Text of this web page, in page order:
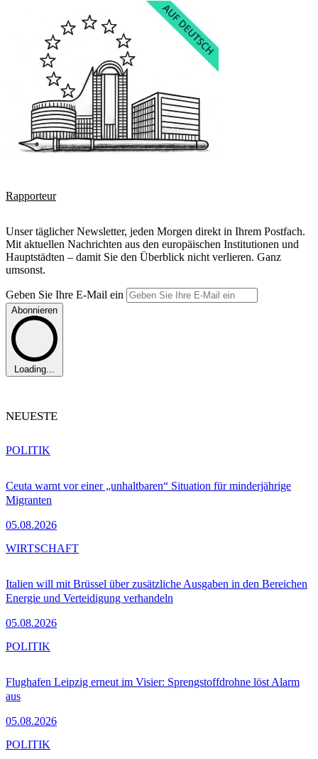
Rapporteur
Unser täglicher Newsletter, jeden Morgen direkt in Ihrem Postfach.
Mit aktuellen Nachrichten aus den europäischen Institutionen und
Hauptstädten – damit Sie den Überblick nicht verlieren. Ganz
umsonst.
Geben Sie Ihre E-Mail ein
Abonnieren
Loading...
NEUESTE
Ceuta warnt vor einer „unhaltbaren“ Situation für minderjährige
Migranten
05.08.2026
POLITIK
Italien will mit Brüssel über zusätzliche Ausgaben in den Bereichen
Energie und Verteidigung verhandeln
05.08.2026
WIRTSCHAFT
Flughafen Leipzig erneut im Visier: Sprengstoffdrohne löst Alarm
aus
05.08.2026
POLITIK
POLITIK